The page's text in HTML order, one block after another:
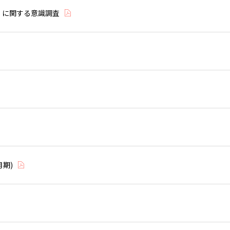
関する意識調査
期)